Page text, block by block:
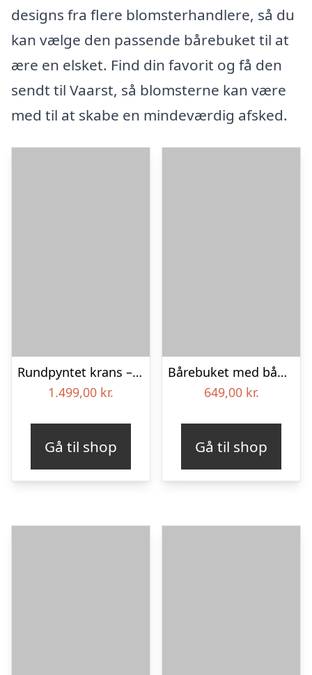
designs fra flere blomsterhandlere, så du
kan vælge den passende bårebuket til at
ære en elsket. Find din favorit og få den
sendt til Vaarst, så blomsterne kan være
med til at skabe en mindeværdig afsked.
Rundpyntet krans – Et farverigt farvel
1.499,00 kr.
Gå til shop
Bårebuket med bånd – Et farverigt farvel
649,00 kr.
Gå til shop